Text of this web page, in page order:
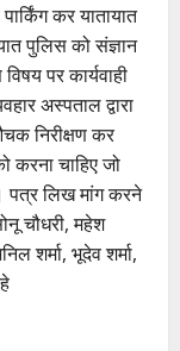
कर यातायात
पुलिस को संज्ञान
पर कार्यवाही
अस्पताल द्वारा
निरीक्षण कर
करना चाहिए जो
पत्र लिख मांग करने
चौधरी, महेश
शर्मा, भूदेव शर्मा,